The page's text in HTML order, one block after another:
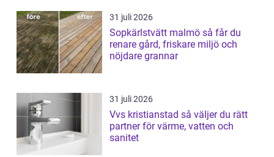
31 juli 2026
Sopkärlstvätt malmö så får du
renare gård, friskare miljö och
nöjdare grannar
31 juli 2026
Vvs kristianstad så väljer du rätt
partner för värme, vatten och
sanitet